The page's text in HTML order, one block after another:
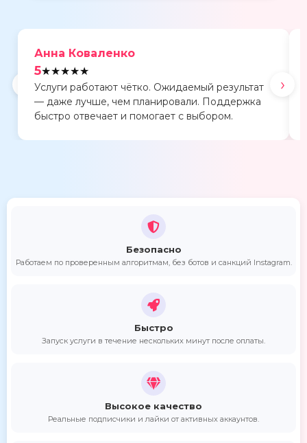
Анна Коваленко
5★★★★★
Услуги работают чётко. Ожидаемый результат
— даже лучше, чем планировали. Поддержка
быстро отвечает и помогает с выбором.
›
Безопасно
Работаем по проверенным алгоритмам, без ботов и санкций Instagram.
Быстро
Запуск услуги в течение нескольких минут после оплаты.
Высокое качество
Реальные подписчики и лайки от активных аккаунтов.